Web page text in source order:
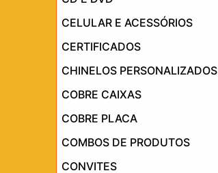
CELULAR E ACESSÓRIOS
CERTIFICADOS
CHINELOS PERSONALIZADOS
COBRE CAIXAS
COBRE PLACA
COMBOS DE PRODUTOS
CONVITES